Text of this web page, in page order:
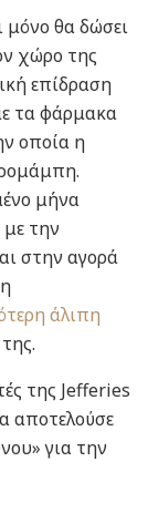
μόνο θα δώσει
χώρο της
επίδραση
τα φάρμακα
οποία η
μήνα
με την
στην αγορά
άλιπη
της Jefferies
αποτελούσε
για την